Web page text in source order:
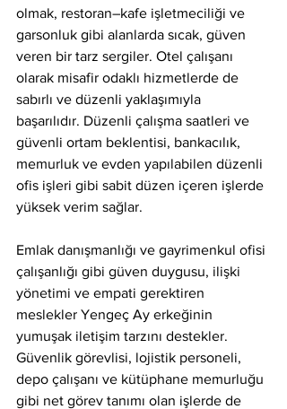
olmak, restoran–kafe işletmeciliği ve
garsonluk gibi alanlarda sıcak, güven
veren bir tarz sergiler. Otel çalışanı
olarak misafir odaklı hizmetlerde de
sabırlı ve düzenli yaklaşımıyla
başarılıdır. Düzenli çalışma saatleri ve
güvenli ortam beklentisi, bankacılık,
memurluk ve evden yapılabilen düzenli
ofis işleri gibi sabit düzen içeren işlerde
yüksek verim sağlar.
Emlak danışmanlığı ve gayrimenkul ofisi
çalışanlığı gibi güven duygusu, ilişki
yönetimi ve empati gerektiren
meslekler Yengeç Ay erkeğinin
yumuşak iletişim tarzını destekler.
Güvenlik görevlisi, lojistik personeli,
depo çalışanı ve kütüphane memurluğu
gibi net görev tanımı olan işlerde de